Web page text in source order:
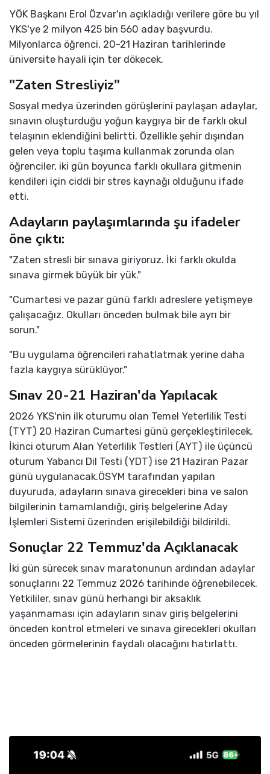
YÖK Başkanı Erol Özvar'ın açıkladığı verilere göre bu yıl
YKS'ye 2 milyon 425 bin 560 aday başvurdu.
Milyonlarca öğrenci, 20-21 Haziran tarihlerinde
üniversite hayali için ter dökecek.
"Zaten Stresliyiz"
Sosyal medya üzerinden görüşlerini paylaşan adaylar,
sınavın oluşturduğu yoğun kaygıya bir de farklı okul
telaşının eklendiğini belirtti. Özellikle şehir dışından
gelen veya toplu taşıma kullanmak zorunda olan
öğrenciler, iki gün boyunca farklı okullara gitmenin
kendileri için ciddi bir stres kaynağı olduğunu ifade
etti.
Adayların paylaşımlarında şu ifadeler
öne çıktı:
"Zaten stresli bir sınava giriyoruz. İki farklı okulda
sınava girmek büyük bir yük."
"Cumartesi ve pazar günü farklı adreslere yetişmeye
çalışacağız. Okulları önceden bulmak bile ayrı bir
sorun."
"Bu uygulama öğrencileri rahatlatmak yerine daha
fazla kaygıya sürüklüyor."
Sınav 20-21 Haziran'da Yapılacak
2026 YKS'nin ilk oturumu olan Temel Yeterlilik Testi
(TYT) 20 Haziran Cumartesi günü gerçekleştirilecek.
İkinci oturum Alan Yeterlilik Testleri (AYT) ile üçüncü
oturum Yabancı Dil Testi (YDT) ise 21 Haziran Pazar
günü uygulanacak.ÖSYM tarafından yapılan
duyuruda, adayların sınava girecekleri bina ve salon
bilgilerinin tamamlandığı, giriş belgelerine Aday
İşlemleri Sistemi üzerinden erişilebildiği bildirildi.
Sonuçlar 22 Temmuz'da Açıklanacak
İki gün sürecek sınav maratonunun ardından adaylar
sonuçlarını 22 Temmuz 2026 tarihinde öğrenebilecek.
Yetkililer, sınav günü herhangi bir aksaklık
yaşanmaması için adayların sınav giriş belgelerini
önceden kontrol etmeleri ve sınava girecekleri okulları
önceden görmelerinin faydalı olacağını hatırlattı.